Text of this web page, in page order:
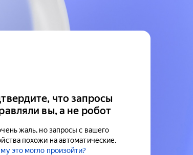
что запросы
вы, а не робот
жаль, но запросы с вашего
похожи на автоматические.
это могло произойти?